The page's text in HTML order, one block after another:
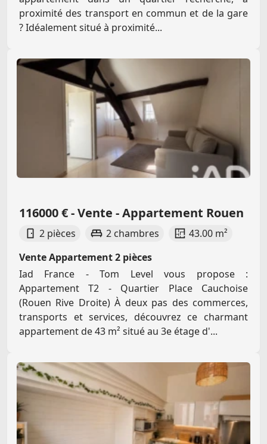
proximité des transport en commun et de la gare
? Idéalement situé à proximité...
116000 € - Vente - Appartement Rouen
2 pièces 2 chambres
43.00 m²
Vente Appartement 2 pièces
Iad France - Tom Level vous propose :
Appartement T2 - Quartier Place Cauchoise
(Rouen Rive Droite) À deux pas des commerces,
transports et services, découvrez ce charmant
appartement de 43 m² situé au 3e étage d'...